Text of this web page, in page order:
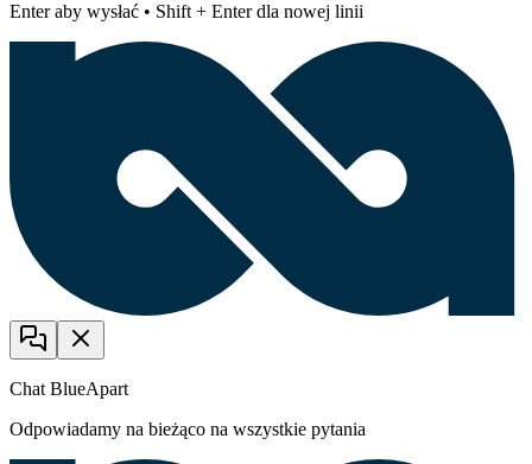
Enter aby wysłać • Shift + Enter dla nowej linii
Chat BlueApart
Odpowiadamy na bieżąco na wszystkie pytania